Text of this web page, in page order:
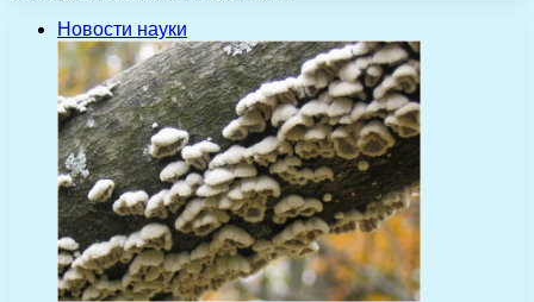
Новости науки